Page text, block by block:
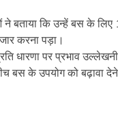
बताया कि उन्हें बस के
करना पड़ा।
धारणा पर प्रभाव
बस के उपयोग को बढ़ावा